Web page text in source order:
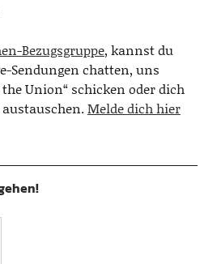
Bezugsgruppe, kannst du
Sendungen chatten, uns
Union“ schicken oder dich
Melde dich hier